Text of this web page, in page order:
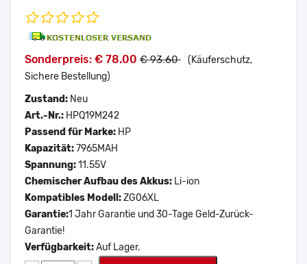
Sonderpreis: € 78.00 € 93.60 (Käuferschutz,
Sichere Bestellung)
Zustand: Neu
Art.-Nr.: HPQ19M242
Passend für Marke: HP
Kapazität:7965MAH
Spannung:11.55V
Chemischer Aufbau des Akkus: Li-ion
Kompatibles Modell:ZG06XL
Garantie:1 Jahr Garantie und 30-Tage Geld-Zurück-
Garantie!
Verfügbarkeit:Auf Lager.